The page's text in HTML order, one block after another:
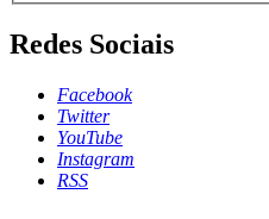
Redes Sociais
Facebook
Twitter
YouTube
Instagram
RSS